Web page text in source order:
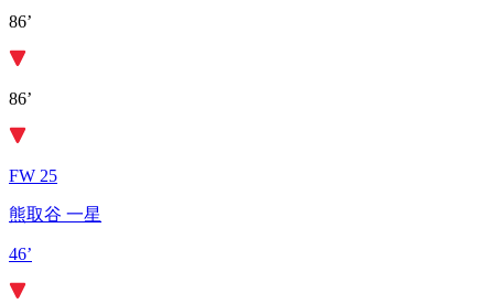
86’
86’
FW 25
熊取谷 一星
46’